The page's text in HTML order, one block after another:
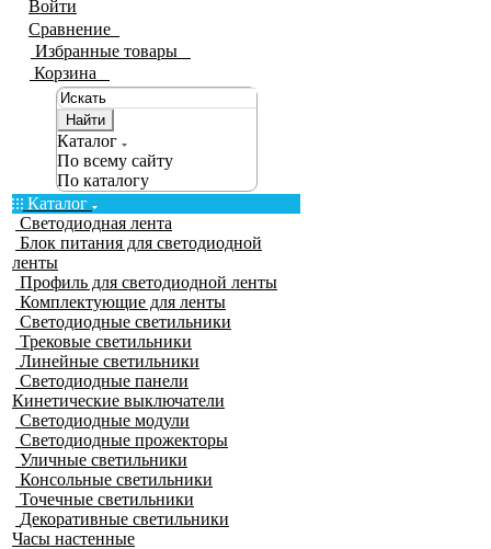
Войти
Сравнение
Избранные товары
Корзина
Найти
Каталог
По всему сайту
По каталогу
Каталог
Светодиодная лента
Блок питания для светодиодной
ленты
Профиль для светодиодной ленты
Комплектующие для ленты
Светодиодные светильники
Трековые светильники
Линейные светильники
Светодиодные панели
Кинетические выключатели
Светодиодные модули
Светодиодные прожекторы
Уличные светильники
Консольные светильники
Точечные светильники
Декоративные светильники
Часы настенные